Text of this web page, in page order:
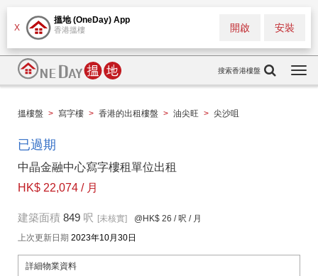
X
搵地 (OneDay) App
香港搵樓 安裝
開啟
搜索香港樓盤
搵樓盤 > 寫字樓 > 香港的出租樓盤 > 油尖旺 > 尖沙咀
已過期
中晶金融中心寫字樓租單位出租
HK$ 22,074 / 月
建築面積 849 呎 [未核實] @HK$ 26 / 呎 / 月
上次更新日期 2023年10月30日
詳細物業資料